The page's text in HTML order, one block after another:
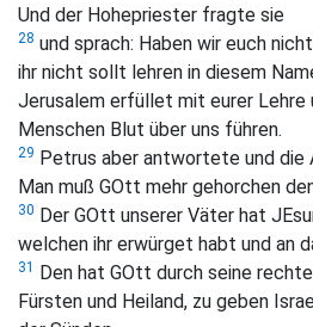
Und der Hohepriester fragte sie
28 und sprach: Haben wir euch
ihr nicht sollt lehren in diesem
Jerusalem erfüllet mit eurer Lehre
Menschen Blut über uns führen.
29 Petrus aber antwortete und die
Man muß GOtt mehr gehorchen
30 Der GOtt unserer Väter hat
welchen ihr erwürget habt und an
31
Den hat GOtt durch seine
Fürsten und Heiland, zu geben